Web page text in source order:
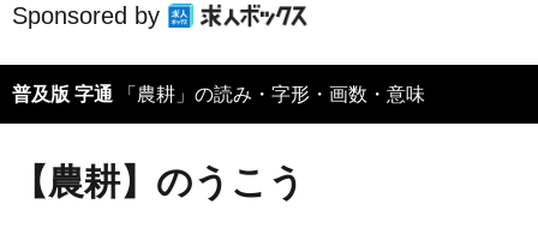
Sponsored by
普及版 字通 「農耕」の読み・字形・画数・意味
【農耕】のうこう